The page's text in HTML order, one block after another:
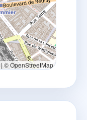
|© OpenStreetMap